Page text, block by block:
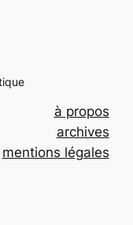
à propos
archives
mentions légales